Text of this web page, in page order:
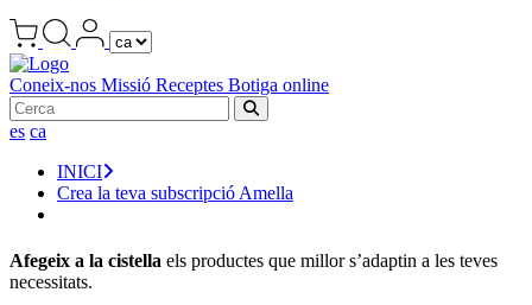
Coneix-nos Missió Receptes Botiga online
es ca
INICI
Crea la teva subscripció Amella
Afegeix a la cistella els productes que millor s’adaptin a les teves
necessitats.